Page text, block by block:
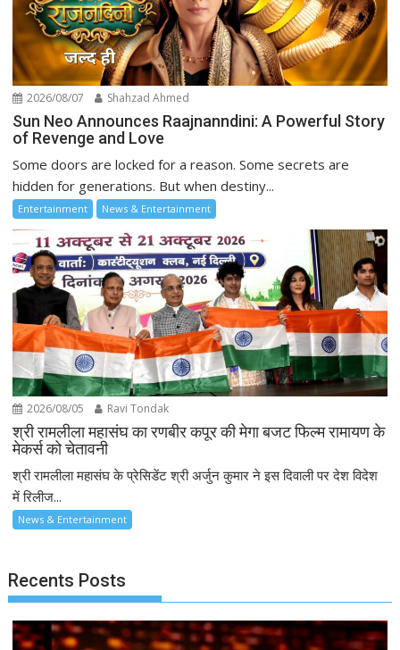
2026/08/07 Shahzad Ahmed
Sun Neo Announces Raajnanndini: A Powerful Story
of Revenge and Love
Some doors are locked for a reason. Some secrets are
hidden for generations. But when destiny...
Entertainment News & Entertainment
2026/08/05 Ravi Tondak
श्री रामलीला महासंघ का रणबीर कपूर की मेगा बजट फिल्म रामायण के
मेकर्स को चेतावनी
श्री रामलीला महासंघ के प्रेसिडेंट श्री अर्जुन कुमार ने इस दिवाली पर देश विदेश
में रिलीज...
News & Entertainment
Recents Posts